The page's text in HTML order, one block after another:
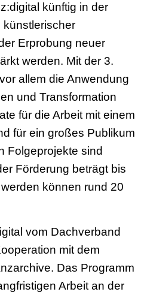
künftig in der
künstlerischer
Erprobung neuer
werden. Mit der 3.
allem die Anwendung
und Transformation
für die Arbeit mit einem
für ein großes Publikum
Folgeprojekte sind
Förderung beträgt bis
können rund 20
vom Dachverband
mit dem
Das Programm
Arbeit an der